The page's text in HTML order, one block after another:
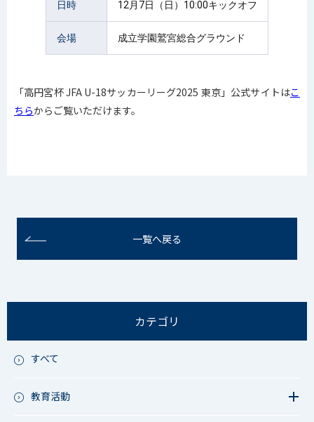
日時 12月7日（日）10:00キックオフ
会場 成立学園鷲宮総合グラウンド
「高円宮杯 JFA U-18サッカーリーグ2025 東京」公式サイトはこ
ちらからご覧いただけます。
一覧へ戻る
カテゴリ
すべて
教育活動